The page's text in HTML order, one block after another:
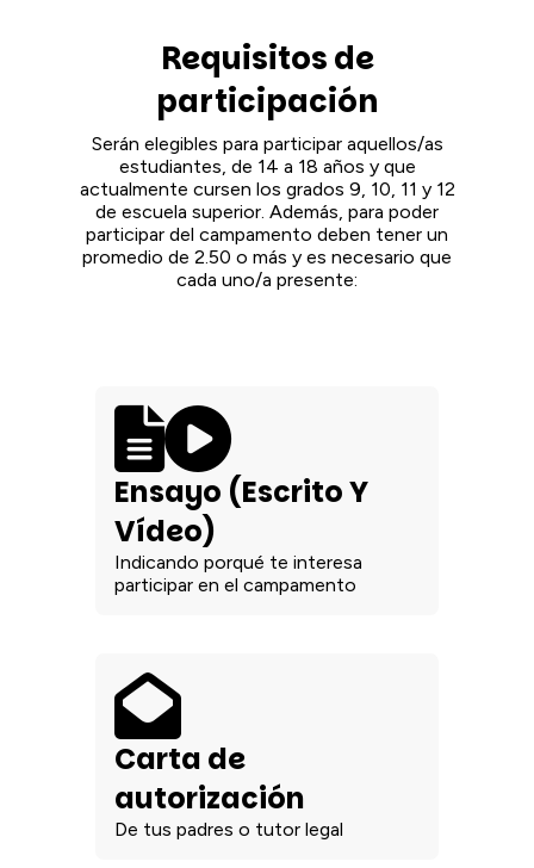
Requisitos de
participación
Serán elegibles para participar aquellos/as
estudiantes, de 14 a 18 años y que
actualmente cursen los grados 9, 10, 11 y 12
de escuela superior. Además, para poder
participar del campamento deben tener un
promedio de 2.50 o más y es necesario que
cada uno/a presente:
Ensayo (Escrito Y
Vídeo)
Indicando porqué te interesa
participar en el campamento
Carta de
autorización
De tus padres o tutor legal